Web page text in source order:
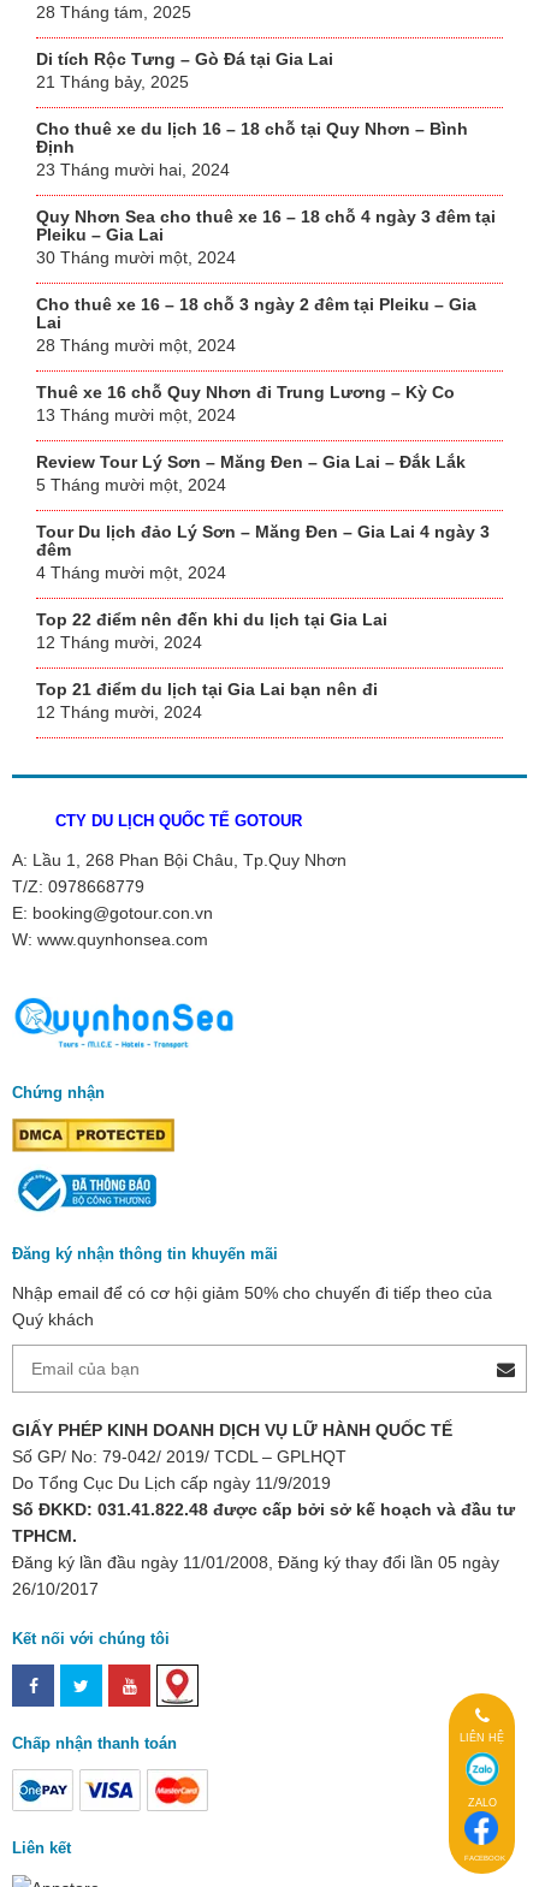
FACEBOOK
ZALO
LIÊN HỆ
28 Tháng tám, 2025
Di tích Rộc Tưng – Gò Đá tại Gia Lai
21 Tháng bảy, 2025
Cho thuê xe du lịch 16 – 18 chỗ tại Quy Nhơn – Bình
Định
23 Tháng mười hai, 2024
Quy Nhơn Sea cho thuê xe 16 – 18 chỗ 4 ngày 3 đêm tại
Pleiku – Gia Lai
30 Tháng mười một, 2024
Cho thuê xe 16 – 18 chỗ 3 ngày 2 đêm tại Pleiku – Gia
Lai
28 Tháng mười một, 2024
Thuê xe 16 chỗ Quy Nhơn đi Trung Lương – Kỳ Co
13 Tháng mười một, 2024
Review Tour Lý Sơn – Măng Đen – Gia Lai – Đắk Lắk
5 Tháng mười một, 2024
Tour Du lịch đảo Lý Sơn – Măng Đen – Gia Lai 4 ngày 3
đêm
4 Tháng mười một, 2024
Top 22 điểm nên đến khi du lịch tại Gia Lai
12 Tháng mười, 2024
Top 21 điểm du lịch tại Gia Lai bạn nên đi
12 Tháng mười, 2024
CTY DU LỊCH QUỐC TẾ GOTOUR
A: Lầu 1, 268 Phan Bội Châu, Tp.Quy Nhơn
T/Z: 0978668779
E: booking@gotour.con.vn
W: www.quynhonsea.com
Chứng nhận
Đăng ký nhận thông tin khuyến mãi
Nhập email để có cơ hội giảm 50% cho chuyến đi tiếp theo của
Quý khách
GIẤY PHÉP KINH DOANH DỊCH VỤ LỮ HÀNH QUỐC TẾ
Số GP/ No: 79-042/ 2019/ TCDL – GPLHQT
Do Tổng Cục Du Lịch cấp ngày 11/9/2019
Số ĐKKD: 031.41.822.48 được cấp bởi sở kế hoạch và đầu tư
TPHCM.
Đăng ký lần đầu ngày 11/01/2008, Đăng ký thay đổi lần 05 ngày
26/10/2017
Kết nối với chúng tôi
Chấp nhận thanh toán
Liên kết